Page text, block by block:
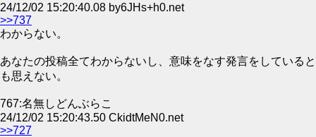
24/12/02 15:20:40.08 by6JHs+h0.net
>>737
わからない。
あなたの投稿全てわからないし、意味をなす発言をしていると
も思えない。
767:名無しどんぶらこ
24/12/02 15:20:43.50 CkidtMeN0.net
>>727